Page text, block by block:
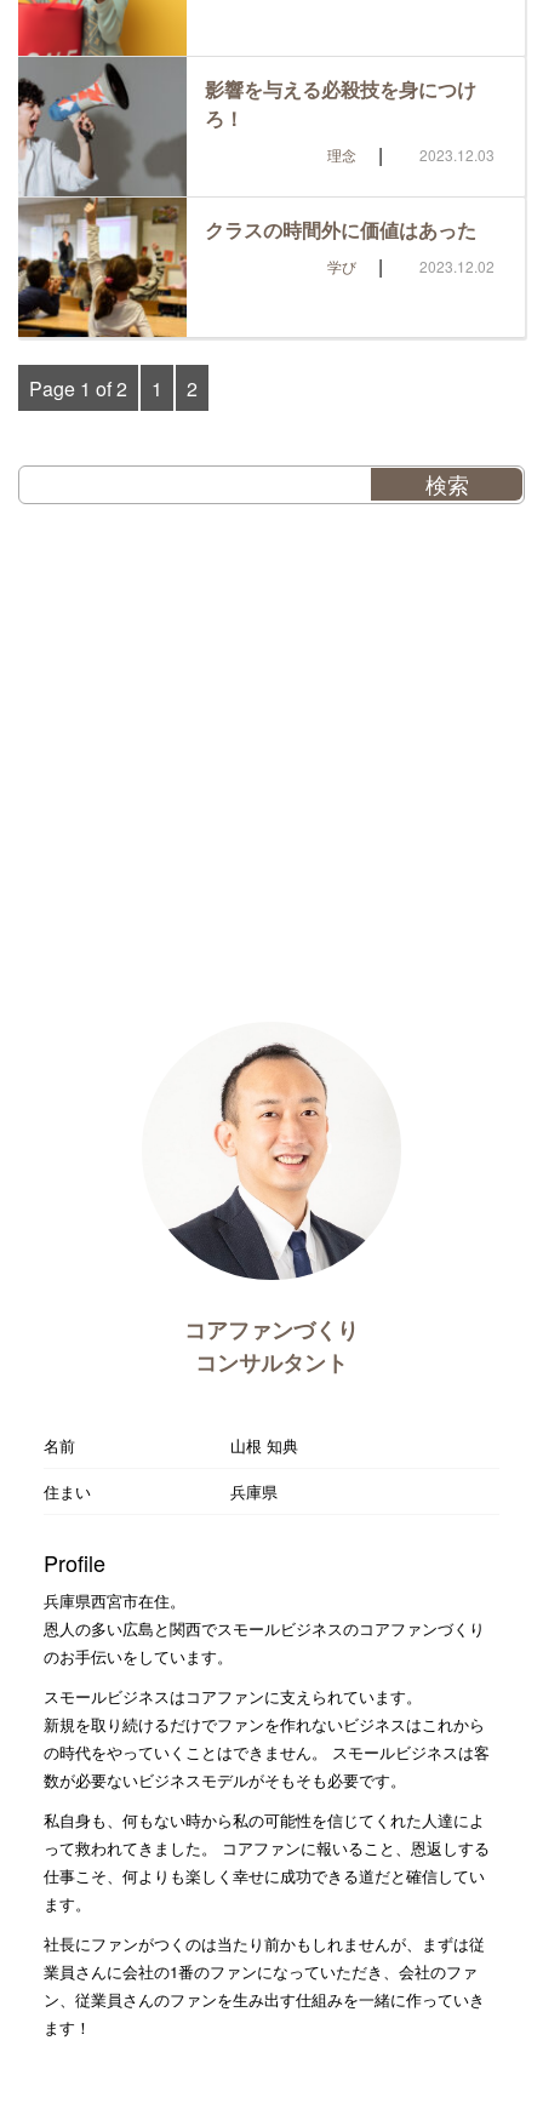
影響を与える必殺技を身につけ
ろ！
理念 | 2023.12.03
クラスの時間外に価値はあった
学び | 2023.12.02
Page 1 of 2 1 2
コアファンづくり
コンサルタント
名前
山根 知典
住まい
兵庫県
Profile
兵庫県西宮市在住。
恩人の多い広島と関西でスモールビジネスのコアファンづくり
のお手伝いをしています。
スモールビジネスはコアファンに支えられています。
新規を取り続けるだけでファンを作れないビジネスはこれから
の時代をやっていくことはできません。 スモールビジネスは客
数が必要ないビジネスモデルがそもそも必要です。
私自身も、何もない時から私の可能性を信じてくれた人達によ
って救われてきました。 コアファンに報いること、恩返しする
仕事こそ、何よりも楽しく幸せに成功できる道だと確信してい
ます。
社長にファンがつくのは当たり前かもしれませんが、まずは従
業員さんに会社の1番のファンになっていただき、会社のファ
ン、従業員さんのファンを生み出す仕組みを一緒に作っていき
ます！